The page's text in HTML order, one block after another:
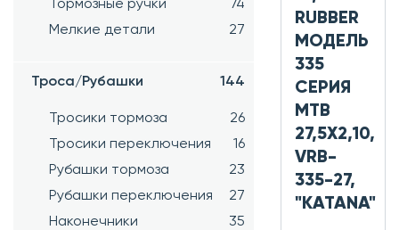
Тормозные ручки
74
Мелкие детали
27
Троса/Рубашки 144
Тросики тормоза
26
Тросики переключения
16
Рубашки тормоза
23
Рубашки переключения
27
Наконечники
35
RUBBER
МОДЕЛЬ
335
СЕРИЯ
MTB
27,5X2,10,
VRB-
335-27,
"KATANA"